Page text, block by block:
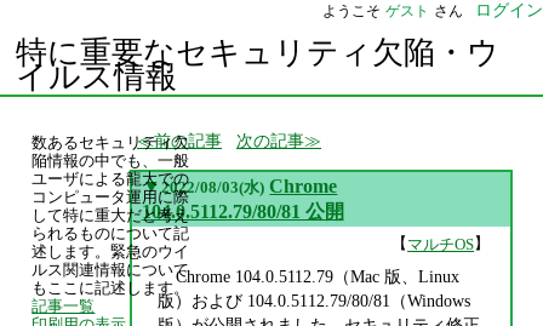
ようこそ ゲスト さん ログイン
特に重要なセキュリティ欠陥・ウ
イルス情報
前の記事 次の記事
▼ 2022/08/03(水) Chrome
104.0.5112.79/80/81 公開
【マルチOS】
Chrome 104.0.5112.79（Mac 版、Linux
版）および 104.0.5112.79/80/81（Windows
数あるセキュリティ欠
陥情報の中でも、一般
ユーザによる龍大での
コンピュータ運用に際
して特に重大だと考え
られるものについて記
述します。緊急のウイ
ルス関連情報について
もここに記述します。
記事一覧